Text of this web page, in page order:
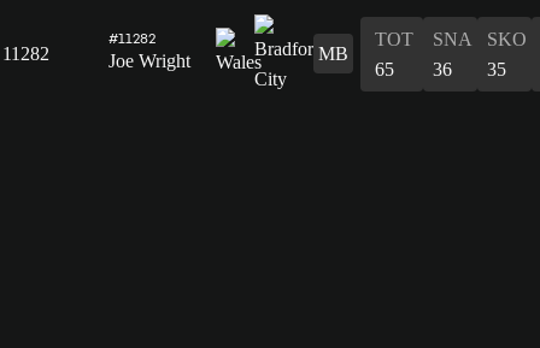
11282
#11282
Joe Wright MB
TOT
65
SNA
36
SKO
35